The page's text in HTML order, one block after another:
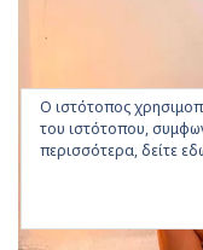
Ο ιστότοπος
του ιστότοπου,
περισσότερα, δείτε